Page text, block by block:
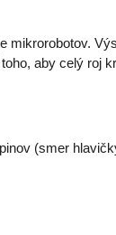
mikrorobotov.
aby celý roj
(smer